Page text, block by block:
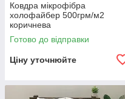
Ковдра мікрофібра
холофайбер 500грм/м2
коричнева
Готово до відправки
Ціну уточнюйте